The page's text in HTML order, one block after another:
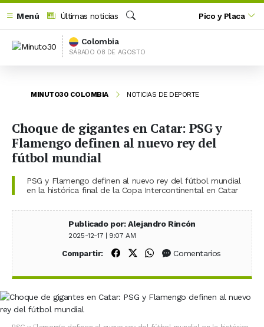
Menú
Últimas noticias
Buscar
Pico y Placa
Colombia
SÁBADO 08 DE AGOSTO
MINUTO30 COLOMBIA NOTICIAS DE DEPORTE
Choque de gigantes en Catar: PSG y
Flamengo definen al nuevo rey del
fútbol mundial
PSG y Flamengo definen al nuevo rey del fútbol mundial
en la histórica final de la Copa Intercontinental en Catar
Publicado por: Alejandro Rincón
2025-12-17 | 9:07 AM
Compartir: Compartir en Facebook
Compartir en X (Twitter)
Compartir en WhatsApp
Comentarios